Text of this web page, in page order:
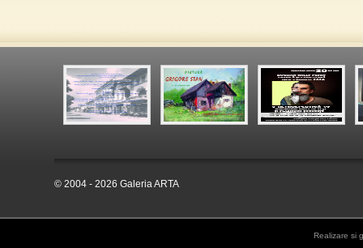
© 2004 - 2026 Galeria ARTA
Realizare si